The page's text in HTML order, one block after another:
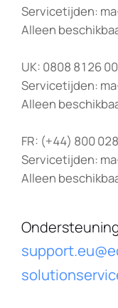
Servicetijden:
Alleen
UK: 0808 8126
Servicetijden:
Alleen
FR: (+44) 800
Servicetijden:
Alleen